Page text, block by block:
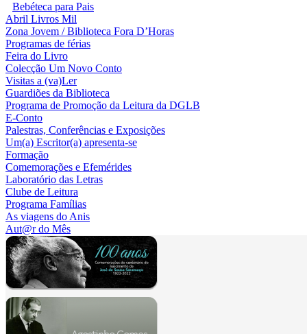
Bebéteca para Pais
Abril Livros Mil
Zona Jovem / Biblioteca Fora D’Horas
Programas de férias
Feira do Livro
Colecção Um Novo Conto
Visitas a (va)Ler
Guardiões da Biblioteca
Programa de Promoção da Leitura da DGLB
E-Conto
Palestras, Conferências e Exposições
Um(a) Escritor(a) apresenta-se
Formação
Comemorações e Efemérides
Laboratório das Letras
Clube de Leitura
Programa Famílias
As viagens do Anis
Aut@r do Mês